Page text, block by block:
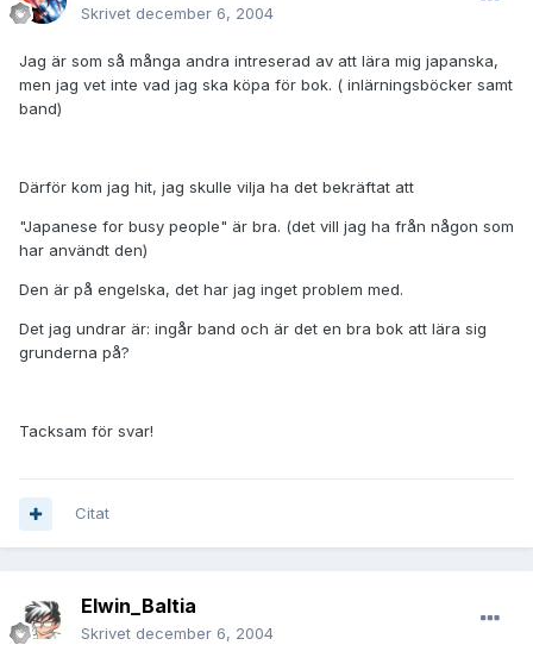
Skrivet december 6, 2004
Jag är som så många andra intreserad av att lära mig japanska,
men jag vet inte vad jag ska köpa för bok. ( inlärningsböcker samt
band)
Därför kom jag hit, jag skulle vilja ha det bekräftat att
"Japanese for busy people" är bra. (det vill jag ha från någon som
har användt den)
Den är på engelska, det har jag inget problem med.
Det jag undrar är: ingår band och är det en bra bok att lära sig
grunderna på?
Tacksam för svar!
Citat
Elwin_Baltia
Skrivet december 6, 2004